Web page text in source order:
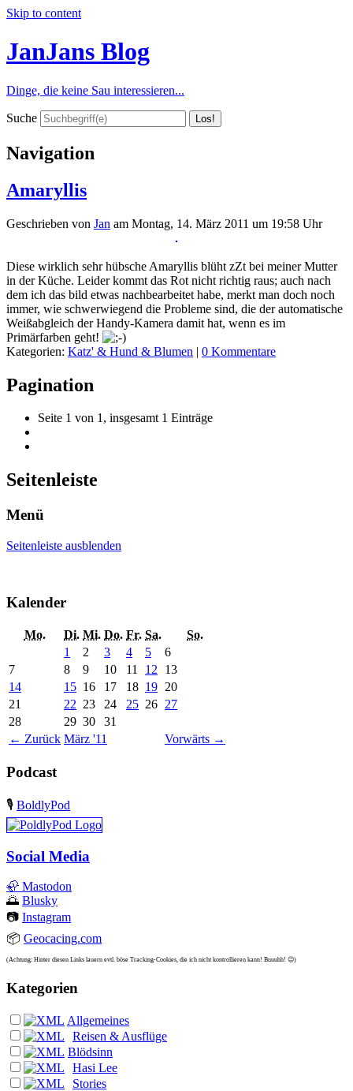
Skip to content
JanJans Blog
Dinge, die keine Sau interessieren...
Suche
Navigation
Amaryllis
Geschrieben von Jan am Montag, 14. März 2011 um 19:58 Uhr
Diese wirklich sehr hübsche Amaryllis blüht zZt bei meiner Mutter
in der Küche. Leider kommt das Rot nicht richtig raus; auch nach
dem ich das bild etwas nachbearbeitet habe, merkt man doch noch
immer, wie schwerwiegend die Probleme sind, die der automatische
Weißabgleich der Handy-Kamera damit hat, wenn es im
Primärfarben geht!
Kategorien: Katz' & Hund & Blumen | 0 Kommentare
Pagination
Seite 1 von 1, insgesamt 1 Einträge
Seitenleiste
Menü
Seitenleiste ausblenden
Kalender
Mo. Di. Mi. Do. Fr. Sa. So.
← Zurück März '11 Vorwärts →
1 2 3 4 5
6
7
8 9 10 11 12
13
14
15 16 17 18 19 20
21
22 23 24 25 26 27
28
29 30 31
Podcast
🎙️ BoldlyPod
Social Media
🦣 Mastodon
🌅 Blusky
📷 Instagram
📦 Geocacing.com
(Achtung: Hinter diesen Links lauern evtl. böse Tracking-Cookies, die ich nicht kontrollieren kann! Buuuhh! 😉)
Kategorien
Allgemeines
Reisen & Ausflüge
Blödsinn
Hasi Lee
Stories